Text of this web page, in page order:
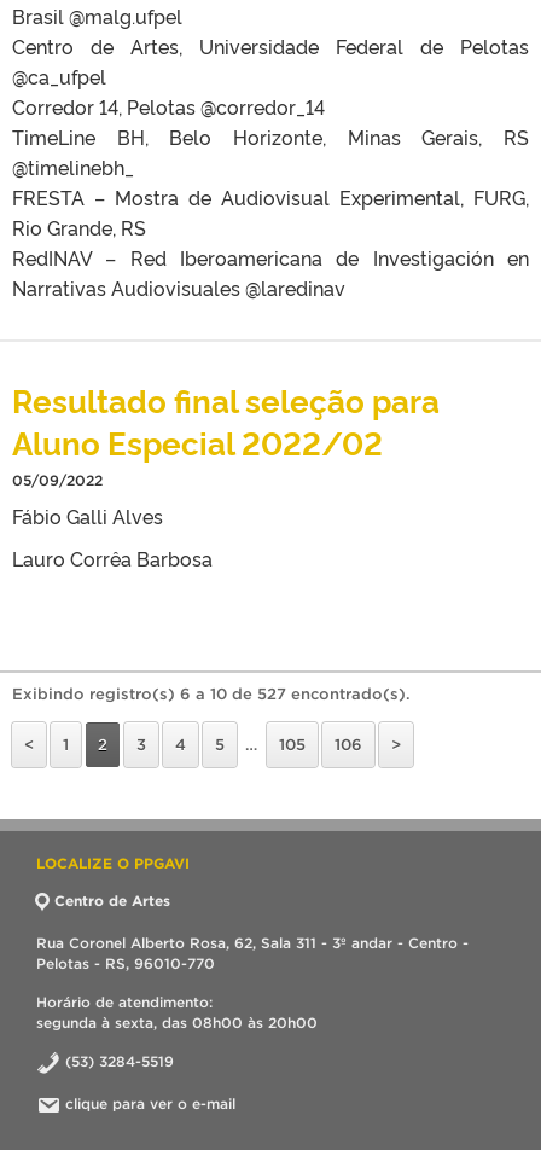
Brasil @malg.ufpel
Centro de Artes, Universidade Federal de Pelotas
@ca_ufpel
Corredor 14, Pelotas @corredor_14
TimeLine BH, Belo Horizonte, Minas Gerais, RS
@timelinebh_
FRESTA – Mostra de Audiovisual Experimental, FURG,
Rio Grande, RS
RedINAV – Red Iberoamericana de Investigación en
Narrativas Audiovisuales @laredinav
Resultado final seleção para
Aluno Especial 2022/02
05/09/2022
Fábio Galli Alves
Lauro Corrêa Barbosa
Exibindo registro(s) 6 a 10 de 527 encontrado(s).
< 1 2 3 4 5 … 105 106 >
LOCALIZE O PPGAVI
Centro de Artes
Rua Coronel Alberto Rosa, 62, Sala 311 - 3º andar - Centro -
Pelotas - RS, 96010-770
Horário de atendimento:
segunda à sexta, das 08h00 às 20h00
(53) 3284-5519
clique para ver o e-mail